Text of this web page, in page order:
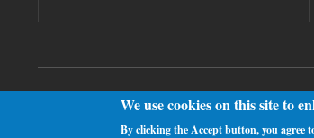
Drupal
We use cookies on this site to
By clicking the Accept button, you agree